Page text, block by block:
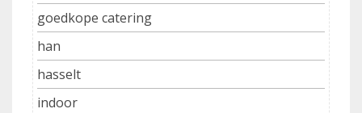
goedkope catering
han
hasselt
indoor